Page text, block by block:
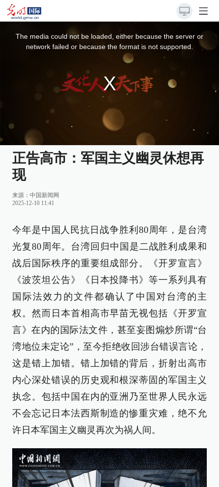
The media could not be loaded, either because the server or
network failed or because the format is not supported.
正告高市：军国主义幽灵休想再
现
来源： 中国新闻网
2025-12-10 11:41
今年是中国人民抗日战争胜利80周年，是台湾
光复80周年。台湾回归中国是二战胜利成果和
战后国际秩序的重要组成部分。《开罗宣言》
《波茨坦公告》《日本投降书》等一系列具有
国际法效力的文件都确认了中国对台湾的主
权。然而日本首相高市早苗无视包括《开罗宣
言》在内的国际法文件，甚至妄图煽炒所谓“台
湾地位未定论”，至今拒绝收回涉台错误言论，
这是错上加错。错上加错的背后，折射出高市
内心深处错误的历史观和根深蒂固的军国主义
执念。包括中国在内的亚洲乃至世界人民永远
不会忘记日本法西斯制造的惨重灾难，绝不允
许日本军国主义幽灵再次为祸人间。